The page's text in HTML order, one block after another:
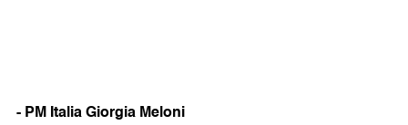
- PM Italia Giorgia Meloni